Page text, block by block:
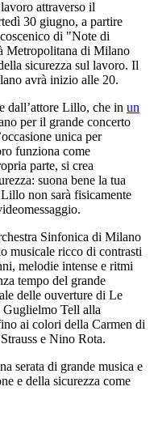
attraverso il
30 giugno, a partire
di "Note di
Metropolitana di Milano
sicurezza sul lavoro. Il
avrà inizio alle 20.
dall’attore Lillo, che in un
per il grande concerto
unica per
funziona come
parte, si crea
suona bene la tua
non sarà fisicamente
Sinfonica di Milano
musicale ricco di contrasti
melodie intense e ritmi
tempo del grande
delle ouverture di Le
Tell alla
ai colori della Carmen di
e Nino Rota.
serata di grande musica e
e della sicurezza come